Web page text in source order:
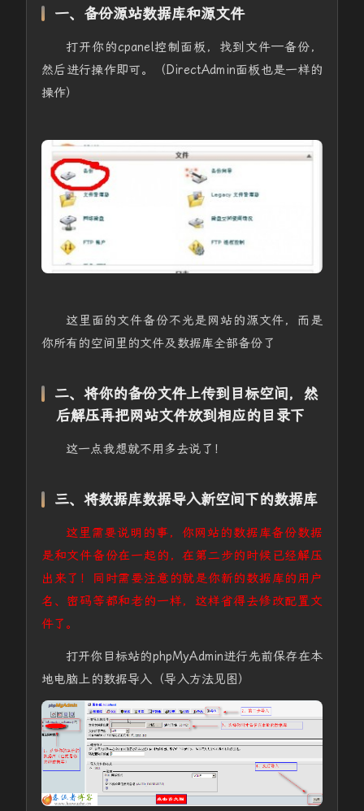
一、备份源站数据库和源文件
打开你的cpanel控制面板，找到文件—备份，
然后进行操作即可。（DirectAdmin面板也是一样的
操作）
这里面的文件备份不光是网站的源文件，而是
你所有的空间里的文件及数据库全部备份了
二、将你的备份文件上传到目标空间，然
后解压再把网站文件放到相应的目录下
这一点我想就不用多去说了！
三、将数据库数据导入新空间下的数据库
这里需要说明的事，你网站的数据库备份数据
是和文件备份在一起的，在第二步的时候已经解压
出来了！同时需要注意的就是你新的数据库的用户
名、密码等都和老的一样，这样省得去修改配置文
件了。
打开你目标站的phpMyAdmin进行先前保存在本
地电脑上的数据导入（导入方法见图）